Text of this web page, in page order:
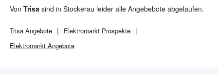
Von Trisa sind in Stockerau leider alle Angebebote abgelaufen.
Trisa Angebote Elektromarkt Prospekte
Elektromarkt Angebote